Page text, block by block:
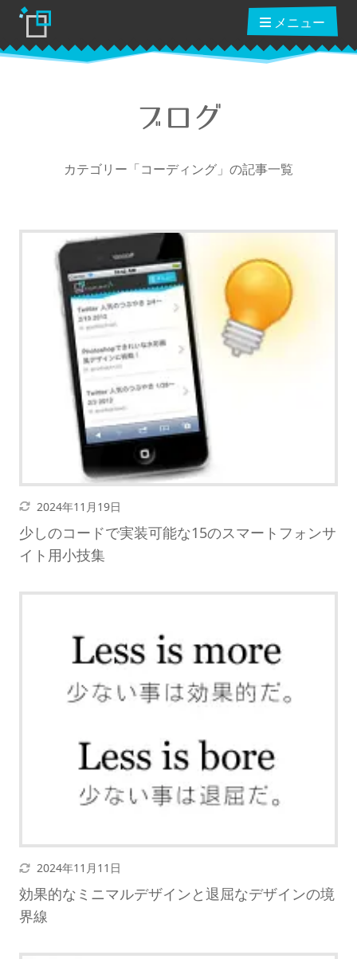
メニュー
動画講座
ショップ
クーポン
暗くする
ブログ
カテゴリー「コーディング」の記事一覧
更新日
2024年11月19日
少しのコードで実装可能な15のスマートフォンサ
イト用小技集
更新日
2024年11月11日
効果的なミニマルデザインと退屈なデザインの境
界線